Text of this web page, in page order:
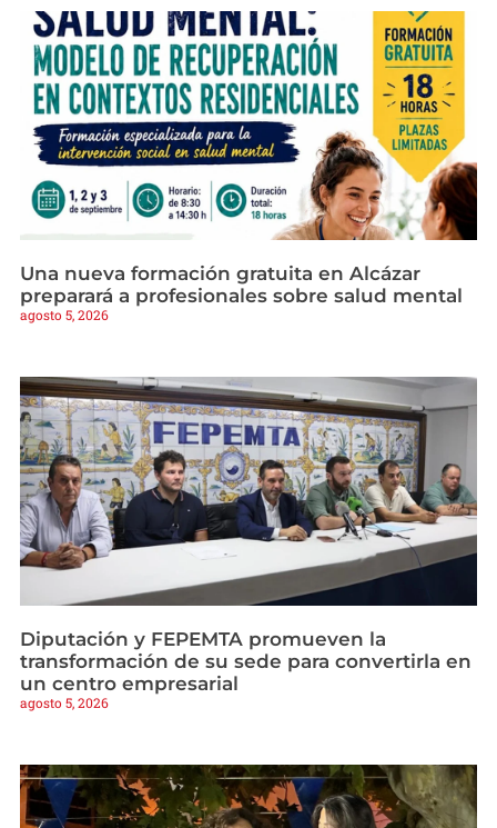
Una nueva formación gratuita en Alcázar
preparará a profesionales sobre salud mental
agosto 5, 2026
Diputación y FEPEMTA promueven la
transformación de su sede para convertirla en
un centro empresarial
agosto 5, 2026